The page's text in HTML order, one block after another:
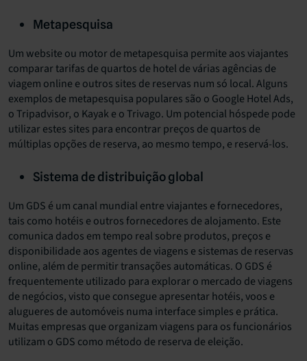
Metapesquisa
Um website ou motor de metapesquisa permite aos viajantes
comparar tarifas de quartos de hotel de várias agências de
viagem online e outros sites de reservas num só local. Alguns
exemplos de metapesquisa populares são o Google Hotel Ads,
o Tripadvisor, o Kayak e o Trivago. Um potencial hóspede pode
utilizar estes sites para encontrar preços de quartos de
múltiplas opções de reserva, ao mesmo tempo, e reservá-los.
Sistema de distribuição global
Um GDS é um canal mundial entre viajantes e fornecedores,
tais como hotéis e outros fornecedores de alojamento. Este
comunica dados em tempo real sobre produtos, preços e
disponibilidade aos agentes de viagens e sistemas de reservas
online, além de permitir transações automáticas. O GDS é
frequentemente utilizado para explorar o mercado de viagens
de negócios, visto que consegue apresentar hotéis, voos e
alugueres de automóveis numa interface simples e prática.
Muitas empresas que organizam viagens para os funcionários
utilizam o GDS como método de reserva de eleição.